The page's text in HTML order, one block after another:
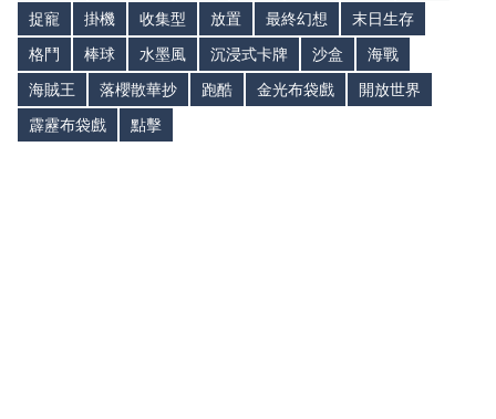
捉寵
掛機 收集型 放置 最終幻想
末日生存
格鬥
棒球 水墨風 沉浸式卡牌 沙盒
海戰
海賊王
落櫻散華抄 跑酷 金光布袋戲
開放世界
霹靂布袋戲
點擊